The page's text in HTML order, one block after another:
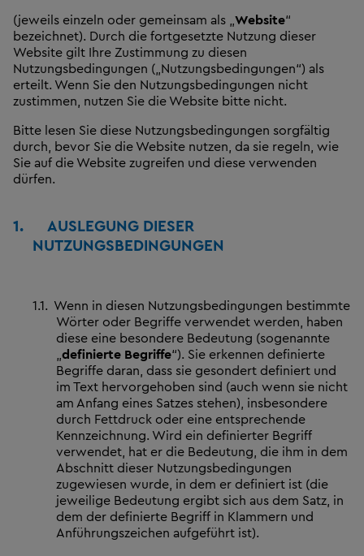
(jeweils einzeln oder gemeinsam als „Website“
bezeichnet). Durch die fortgesetzte Nutzung dieser
Website gilt Ihre Zustimmung zu diesen
Nutzungsbedingungen („Nutzungsbedingungen“) als
erteilt. Wenn Sie den Nutzungsbedingungen nicht
zustimmen, nutzen Sie die Website bitte nicht.
Bitte lesen Sie diese Nutzungsbedingungen sorgfältig
durch, bevor Sie die Website nutzen, da sie regeln, wie
Sie auf die Website zugreifen und diese verwenden
dürfen.
1. AUSLEGUNG DIESER
NUTZUNGSBEDINGUNGEN
1.1. Wenn in diesen Nutzungsbedingungen bestimmte
Wörter oder Begriffe verwendet werden, haben
diese eine besondere Bedeutung (sogenannte
„definierte Begriffe“). Sie erkennen definierte
Begriffe daran, dass sie gesondert definiert und
im Text hervorgehoben sind (auch wenn sie nicht
am Anfang eines Satzes stehen), insbesondere
durch Fettdruck oder eine entsprechende
Kennzeichnung. Wird ein definierter Begriff
verwendet, hat er die Bedeutung, die ihm in dem
Abschnitt dieser Nutzungsbedingungen
zugewiesen wurde, in dem er definiert ist (die
jeweilige Bedeutung ergibt sich aus dem Satz, in
dem der definierte Begriff in Klammern und
Anführungszeichen aufgeführt ist).